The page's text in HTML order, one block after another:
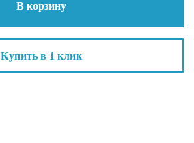
В корзину
Купить в 1 клик